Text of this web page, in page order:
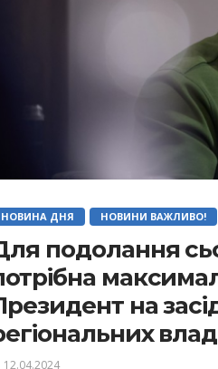
НОВИНА ДНЯ НОВИНИ ВАЖЛИВО!
подолання
на
влад
12.04.2024